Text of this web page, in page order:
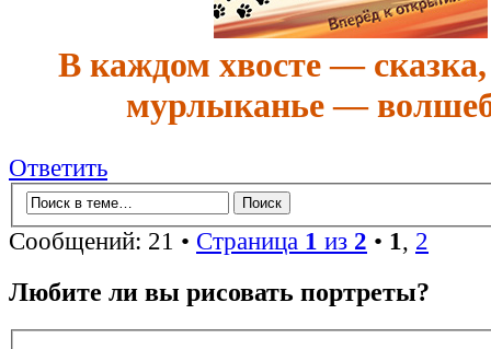
В каждом хвосте —
мурлыканье —
Ответить
Сообщений: 21 • Страница 1 из 2 • 1, 2
Любите ли вы рисовать портреты?